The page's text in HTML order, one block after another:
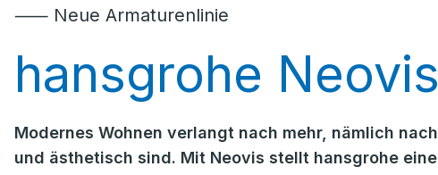
⸺ Neue Armaturenlinie
hansgrohe Neovis
Modernes Wohnen verlangt nach mehr, nämlich
und ästhetisch sind. Mit Neovis stellt hansgrohe